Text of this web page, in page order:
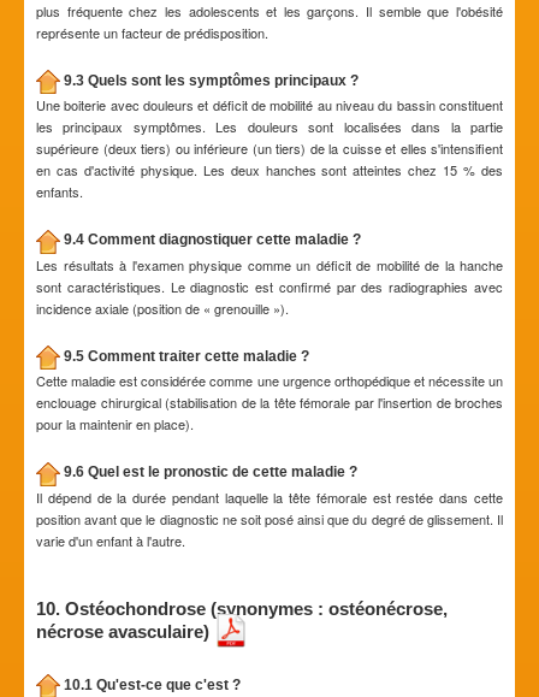
plus fréquente chez les adolescents et les garçons. Il semble que l'obésité
représente un facteur de prédisposition.
9.3 Quels sont les symptômes principaux ?
Une boiterie avec douleurs et déficit de mobilité au niveau du bassin constituent
les principaux symptômes. Les douleurs sont localisées dans la partie
supérieure (deux tiers) ou inférieure (un tiers) de la cuisse et elles s'intensifient
en cas d'activité physique. Les deux hanches sont atteintes chez 15 % des
enfants.
9.4 Comment diagnostiquer cette maladie ?
Les résultats à l'examen physique comme un déficit de mobilité de la hanche
sont caractéristiques. Le diagnostic est confirmé par des radiographies avec
incidence axiale (position de « grenouille »).
9.5 Comment traiter cette maladie ?
Cette maladie est considérée comme une urgence orthopédique et nécessite un
enclouage chirurgical (stabilisation de la tête fémorale par l'insertion de broches
pour la maintenir en place).
9.6 Quel est le pronostic de cette maladie ?
Il dépend de la durée pendant laquelle la tête fémorale est restée dans cette
position avant que le diagnostic ne soit posé ainsi que du degré de glissement. Il
varie d'un enfant à l'autre.
10. Ostéochondrose (synonymes : ostéonécrose,
nécrose avasculaire)
10.1 Qu'est-ce que c'est ?